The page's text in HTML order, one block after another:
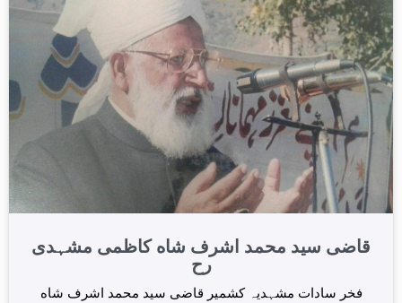
قاضی سید محمد اشرف شاه کاظمی مشہدی
رح
فخر سادات مشہدیہ کشمیر قاضی سید محمد اشرف شاه